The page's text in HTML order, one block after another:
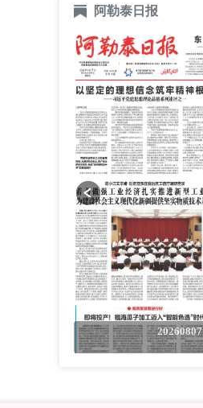
阿勒泰日报
20260807